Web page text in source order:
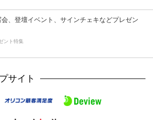
会、登壇イベント、サインチェキなどプレゼン
ント特集
サイト